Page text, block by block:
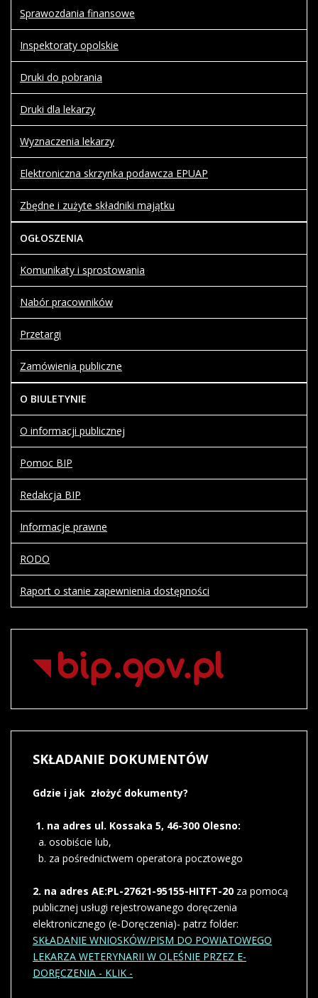
Sprawozdania finansowe
Inspektoraty opolskie
Druki do pobrania
Druki dla lekarzy
Wyznaczenia lekarzy
Elektroniczna skrzynka podawcza EPUAP
Zbędne i zużyte składniki majątku
OGŁOSZENIA
Komunikaty i sprostowania
Nabór pracowników
Przetargi
Zamówienia publiczne
O BIULETYNIE
O informacji publicznej
Pomoc BIP
Redakcja BIP
Informacje prawne
RODO
Raport o stanie zapewnienia dostępności
SKŁADANIE DOKUMENTÓW
Gdzie i jak złożyć dokumenty?
1. na adres ul. Kossaka 5, 46-300 Olesno:
a. osobiście lub,
b. za pośrednictwem operatora pocztowego
2. na adres AE:PL-27621-95155-HITFT-20 za pomocą
publicznej usługi rejestrowanego doręczenia
elektronicznego (e‑Doręczenia)- patrz folder:
SKŁADANIE WNIOSKÓW/PISM DO POWIATOWEGO
LEKARZA WETERYNARII W OLEŚNIE PRZEZ E-
DORĘCZENIA - KLIK -